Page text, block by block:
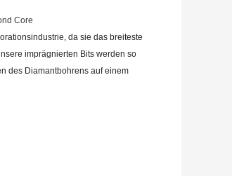
Core
da sie das breiteste
imprägnierten Bits werden so
des Diamantbohrens auf einem